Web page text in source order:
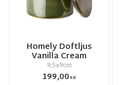
Homely Doftljus
Vanilla Cream
9,5x9cm
199,00KR